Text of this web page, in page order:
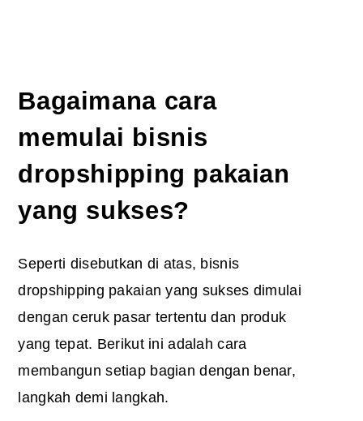
Bagaimana cara
memulai bisnis
dropshipping pakaian
yang sukses?
Seperti disebutkan di atas, bisnis
dropshipping pakaian yang sukses dimulai
dengan ceruk pasar tertentu dan produk
yang tepat. Berikut ini adalah cara
membangun setiap bagian dengan benar,
langkah demi langkah.